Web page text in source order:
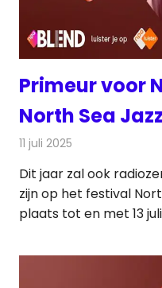
Primeur voor
North Sea Jazz
11 juli 2025
Dit jaar zal ook
zijn op het festival
plaats tot en met 13